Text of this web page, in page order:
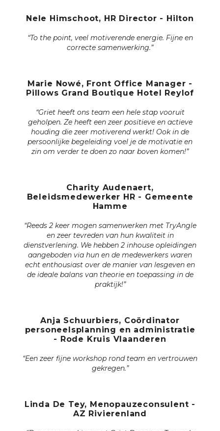
Nele Himschoot, HR Director - Hilton
“To the point, veel motiverende energie. Fijne en
correcte samenwerking.”
Marie Nowé, Front Office Manager -
Pillows Grand Boutique Hotel Reylof
“Griet heeft ons team een hele stap vooruit
geholpen. Ze heeft een zeer positieve en actieve
houding die zeer motiverend werkt! Ook in de
persoonlijke begeleiding voel je de motivatie en
zin om verder te doen zo naar boven komen!”
Charity Audenaert,
Beleidsmedewerker HR - Gemeente
Hamme
“Reeds 2 keer mogen samenwerken met TryAngle
en zeer tevreden van hun kwaliteit in
dienstverlening. We hebben 2 inhouse opleidingen
aangeboden via hun en de medewerkers waren
echt enthousiast over de manier van lesgeven en
de ideale balans van theorie en toepassing in de
praktijk!”
Anja Schuurbiers, Coördinator
personeelsplanning en administratie
- Rode Kruis Vlaanderen
“Een zeer fijne workshop rond team en vertrouwen
gekregen.”
Linda De Tey, Menopauzeconsulent -
AZ Rivierenland